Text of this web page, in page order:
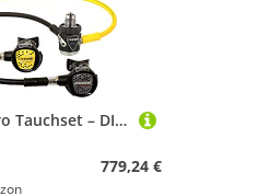
CRESSI Start Pro Tauchset – DIN M – Komplettes Tauchpaket mit Start Pro Jacket, MC9 Compact Atemregler, Octopus Compact und Konsole 2 – Schwarz
779,24 €